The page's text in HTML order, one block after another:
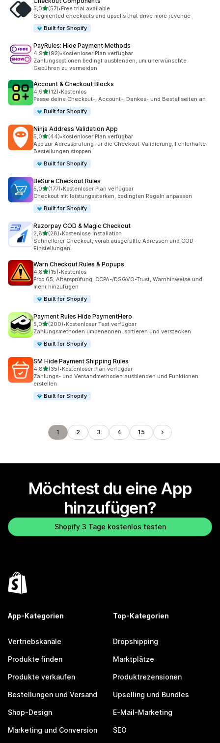
5,0von 5 Sternen
(57)
57 Rezensionen insgesamt
•Free trial available
Segmented checkouts and upsells that drive more revenue
Built for Shopify
PayRules: Hide Payment Methods
4,9von 5 Sternen
(92)
92 Rezensionen insgesamt
•Kostenloser Plan verfügbar
Zahlungsoptionen bedingt ausblenden, um unerwünschte
Gebühren zu vermeiden
Account & Checkout Blocks
4,9von 5 Sternen
(12)
12 Rezensionen insgesamt
•Kostenlos
Passe deine Checkout-, Account-, Dankes- und Bestellseiten an
Built for Shopify
Ninja Address Validation App
5,0von 5 Sternen
(44)
44 Rezensionen insgesamt
•Kostenloser Plan verfügbar
App zur Adressprüfung für die Checkout-Validierung. Fehlerhafte
Bestellungen stoppen
Built for Shopify
BeSure Checkout Rules
5,0von 5 Sternen
(177)
177 Rezensionen insgesamt
•Kostenloser Plan verfügbar
Checkout mit leistungsstarken, bedingten Regeln anpassen
Built for Shopify
Razorpay COD & Magic Checkout
2,8von 5 Sternen
(28)
28 Rezensionen insgesamt
•Kostenlose Installation
Schnellerer Checkout, vorab ausgefüllte Adressen und COD-
Einstellungen.
Warn Checkout Rules & Popups
4,8von 5 Sternen
(15)
15 Rezensionen insgesamt
•Kostenlos
Prop 65, Altersprüfung, CCPA-/DSGVO-Trust, Warnhinweise und
mehr hinzufügen
Built for Shopify
Payment Rules Hide PaymentHero
5,0von 5 Sternen
(200)
200 Rezensionen insgesamt
•Kostenloser Test verfügbar
Zahlungsmethoden umbenennen, sortieren und verstecken
Built for Shopify
SM Hide Payment Shipping Rules
4,8von 5 Sternen
(35)
35 Rezensionen insgesamt
•Kostenloser Plan verfügbar
Zahlungs- und Versandmethoden ausblenden und Funktionen
erstellen
Built for Shopify
1 2 3 4 15
Möchtest du eine App
hinzufügen?
Shopify 3 Tage kostenlos testen
App-Kategorien
Vertriebskanäle
Produkte finden
Produkte verkaufen
Bestellungen und Versand
Shop-Design
Marketing und Conversion
Top-Kategorien
Dropshipping
Marktplätze
Produktrezensionen
Upselling und Bundles
E-Mail-Marketing
SEO